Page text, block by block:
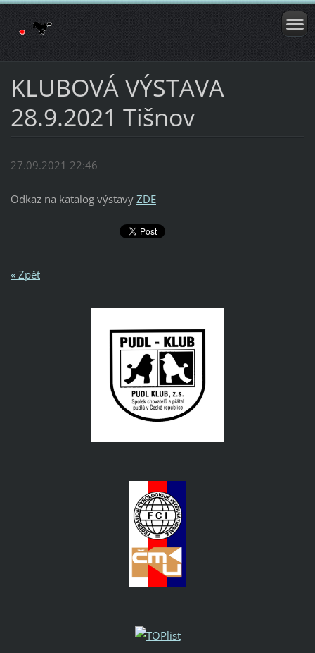
KLUBOVÁ VÝSTAVA
28.9.2021 Tišnov
27.09.2021 22:46
Odkaz na katalog výstavy ZDE
« Zpět